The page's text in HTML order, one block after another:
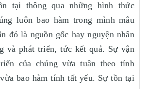
tại thông qua những hình thức
luôn bao hàm trong mình mâu
đó là nguồn gốc hay nguyện nhân
và phát triển, tức kết quả. Sự vận
của chúng vừa tuân theo tính
bao hàm tính tất yếu. Sự tồn tại